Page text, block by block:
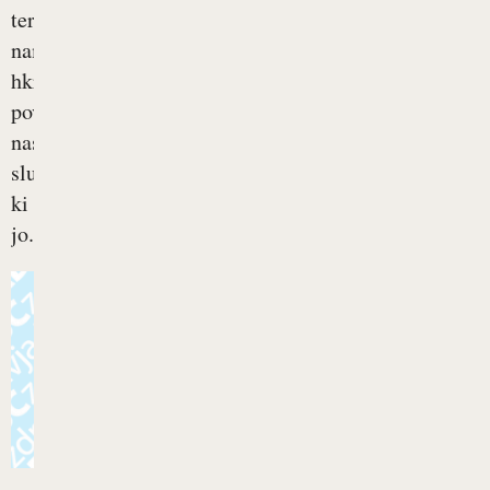
ter
nam
hkrati
povečano
nastaja
sluz,
ki
jo...